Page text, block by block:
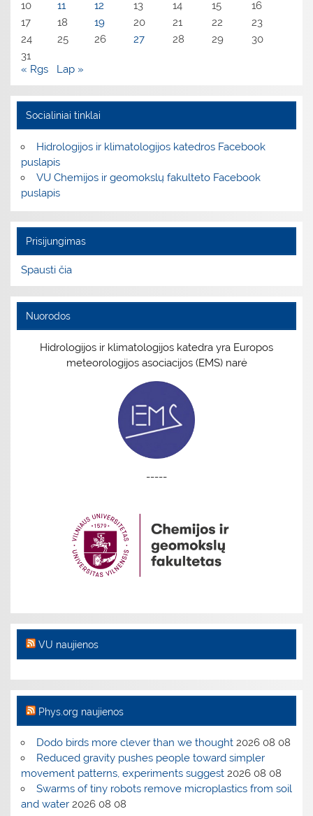
10
11 12 13 14 15
16
17
18 19 20 21 22
23
24
25 26 27 28 29
30
31
« Rgs
Lap »
Socialiniai tinklai
Hidrologijos ir klimatologijos katedros Facebook
puslapis
VU Chemijos ir geomokslų fakulteto Facebook
puslapis
Prisijungimas
Spausti čia
Nuorodos
Hidrologijos ir klimatologijos katedra yra Europos
meteorologijos asociacijos (EMS) narė
-----
VU naujienos
Phys.org naujienos
Dodo birds more clever than we thought 2026 08 08
Reduced gravity pushes people toward simpler
movement patterns, experiments suggest 2026 08 08
Swarms of tiny robots remove microplastics from soil
and water 2026 08 08